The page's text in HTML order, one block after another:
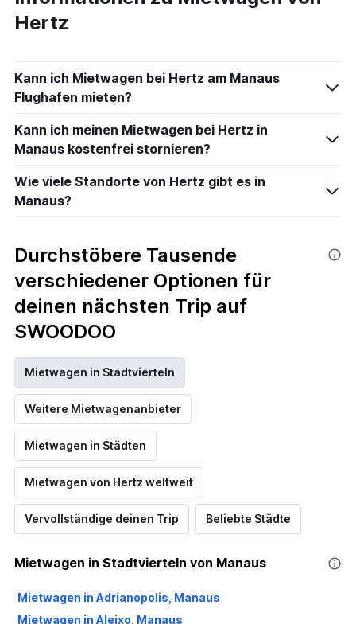
Hertz
Kann ich Mietwagen bei Hertz am Manaus
Flughafen mieten?
Kann ich meinen Mietwagen bei Hertz in
Manaus kostenfrei stornieren?
Wie viele Standorte von Hertz gibt es in
Manaus?
Durchstöbere Tausende
verschiedener Optionen für
deinen nächsten Trip auf
SWOODOO
Mietwagen in Stadtvierteln
Weitere Mietwagenanbieter
Mietwagen in Städten
Mietwagen von Hertz weltweit
Vervollständige deinen Trip Beliebte Städte
Mietwagen in Stadtvierteln von Manaus
Mietwagen in Adrianopolis, Manaus
Mietwagen in Aleixo, Manaus